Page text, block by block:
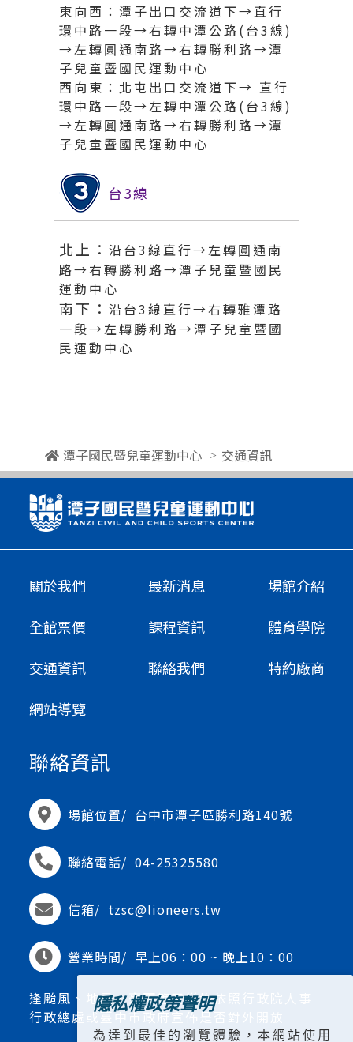
東向西：潭子出口交流道下→直行
環中路一段→右轉中潭公路(台3線)
→左轉圓通南路→右轉勝利路→潭
子兒童暨國民運動中心
西向東：北屯出口交流道下→ 直行
環中路一段→左轉中潭公路(台3線)
→左轉圓通南路→右轉勝利路→潭
子兒童暨國民運動中心
台3線
北上： 沿台3線直行→左轉圓通南
路→右轉勝利路→潭子兒童暨國民
運動中心
南下： 沿台3線直行→右轉雅潭路
一段→左轉勝利路→潭子兒童暨國
民運動中心
潭子國民暨兒童運動中心 交通資訊
隱私權政策聲明
為達到最佳的瀏覽體驗，本網站使用
關於我們 最新消息
場館介紹
全館票價
課程資訊
體育學院
交通資訊
聯絡我們
特約廠商
網站導覽
聯絡資訊
場館位置/ 台中市潭子區勝利路140號
聯絡電話/ 04-25325580
信箱/ tzsc@lioneers.tw
營業時間/ 早上06：00 ~ 晚上10：00
逢颱風、地震、豪雨等天災均依照行政院人事
行政總處或臺中市政府宣佈是否對外開放